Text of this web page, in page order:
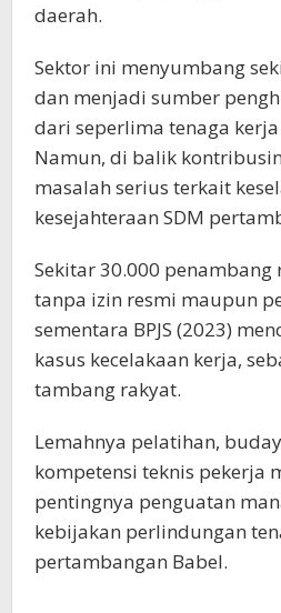
daerah.
Sektor ini menyumbang
dan menjadi sumber
dari seperlima tenaga kerja
Namun, di balik
masalah serius terkait
kesejahteraan SDM
Sekitar 30.000 penambang
tanpa izin resmi maupun
sementara BPJS (2023)
kasus kecelakaan kerja,
tambang rakyat.
Lemahnya pelatihan,
kompetensi teknis pekerja
pentingnya penguatan
kebijakan perlindungan
pertambangan Babel.